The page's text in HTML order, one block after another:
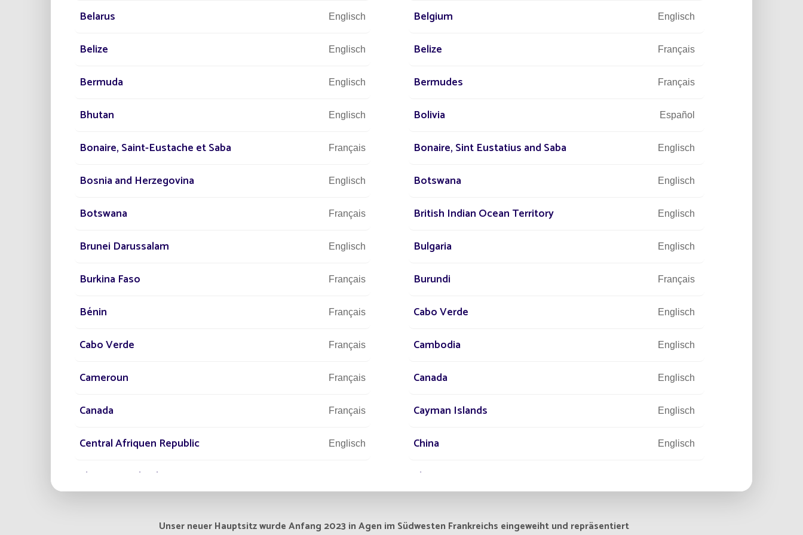
„La Street“, das weltweit erste Zentrum für
Solarbeleuchtung
Unser neuer Hauptsitz wurde Anfang 2023 in Agen im Südwesten Frankreichs eingeweiht und repräsentiert
Belarus Englisch Belgium Englisch
Belize Englisch Belize Français
Bermuda Englisch Bermudes Français
Bhutan Englisch Bolivia Español
Bonaire, Saint-Eustache et Saba Français Bonaire, Sint Eustatius and Saba Englisch
Bosnia and Herzegovina Englisch Botswana Englisch
Botswana Français British Indian Ocean Territory Englisch
Brunei Darussalam Englisch Bulgaria Englisch
Burkina Faso Français Burundi Français
Bénin Français Cabo Verde Englisch
Cabo Verde Français Cambodia Englisch
Cameroun Français Canada Englisch
Canada Français Cayman Islands Englisch
Central Afriquen Republic Englisch China Englisch
Christmas Island Chypre